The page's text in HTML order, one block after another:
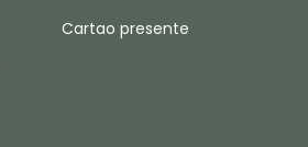
Cartao presente